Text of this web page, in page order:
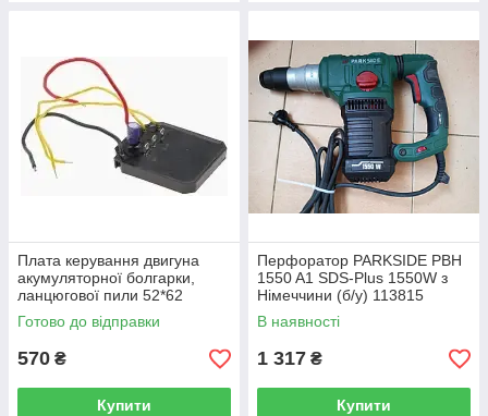
Плата керування двигуна
акумуляторної болгарки,
ланцюгової пили 52*62
Готово до відправки
570 ₴
Купити
Перфоратор PARKSIDE PBH
1550 A1 SDS-Plus 1550W з
Німеччини (б/у) 113815
Дефект
В наявності
1 317 ₴
Купити